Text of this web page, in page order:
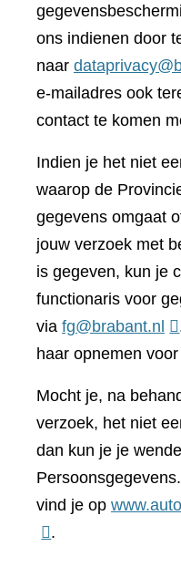
ons indienen door
naar
e-mailadres ook
contact te komen
Indien je het niet
waarop de
gegevens omgaat
jouw verzoek met
is gegeven, kun je
functionaris voor
via fg@brabant.nl
haar opnemen
Mocht je, na
verzoek, het niet
dan kun je je
vind je op
.